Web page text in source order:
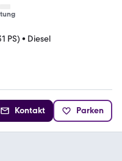
PS) • Diesel
Kontakt Parken